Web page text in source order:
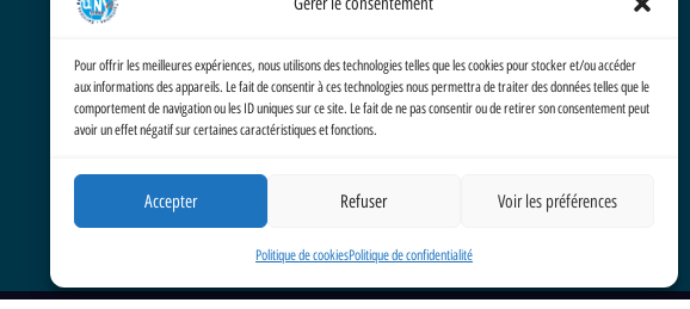
Pour offrir les meilleures expériences, nous utilisons des technologies telles que les cookies pour stocker et/ou accéder
aux informations des appareils. Le fait de consentir à ces technologies nous permettra de traiter des données telles que le
comportement de navigation ou les ID uniques sur ce site. Le fait de ne pas consentir ou de retirer son consentement peut
avoir un effet négatif sur certaines caractéristiques et fonctions.
Accepter Refuser Voir les préférences
Politique de cookiesPolitique de confidentialité
Cliquez pour accepter les cookies marketing et activer ce
contenu